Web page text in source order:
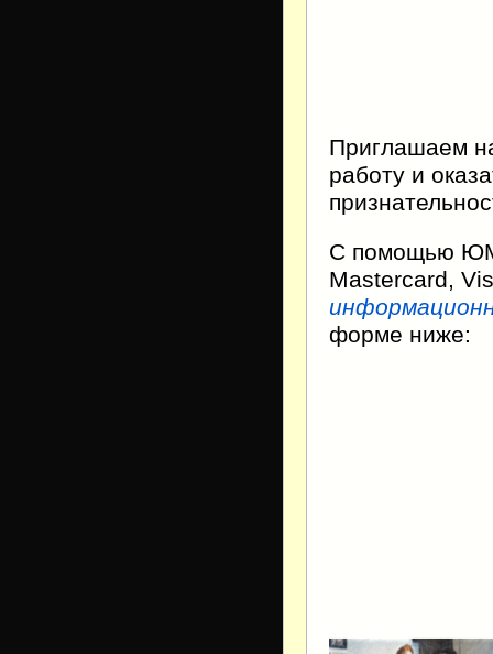
Приглашаем
работу и
С помощью
Mastercard,
форме ниже: